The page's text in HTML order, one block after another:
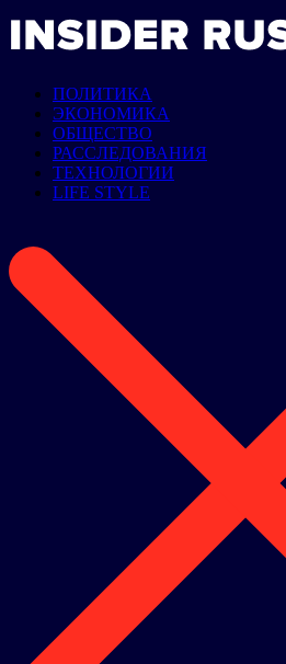
ПОЛИТИКА
ЭКОНОМИКА
ОБЩЕСТВО
РАССЛЕДОВАНИЯ
ТЕХНОЛОГИИ
LIFE STYLE